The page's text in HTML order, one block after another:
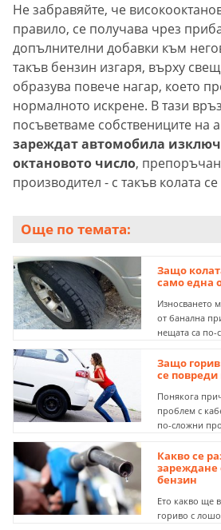
Не забравяйте, че
правило, се получава чрез
допълнителни добавки към
такъв бензин изгаря, върху
образува повече нагар, което
нормалното искрене. В тази
посъветваме собствениците на
зареждат автомобила
октановото число,
производител - с такъв колата
Още по темата:
Защо
само една
Износването
от банална
нещата са по-
Защо
се
Понякога
проблем с
по-сложни
Какво се
зареждане
бензин
Ето какво ще
гориво с лошо